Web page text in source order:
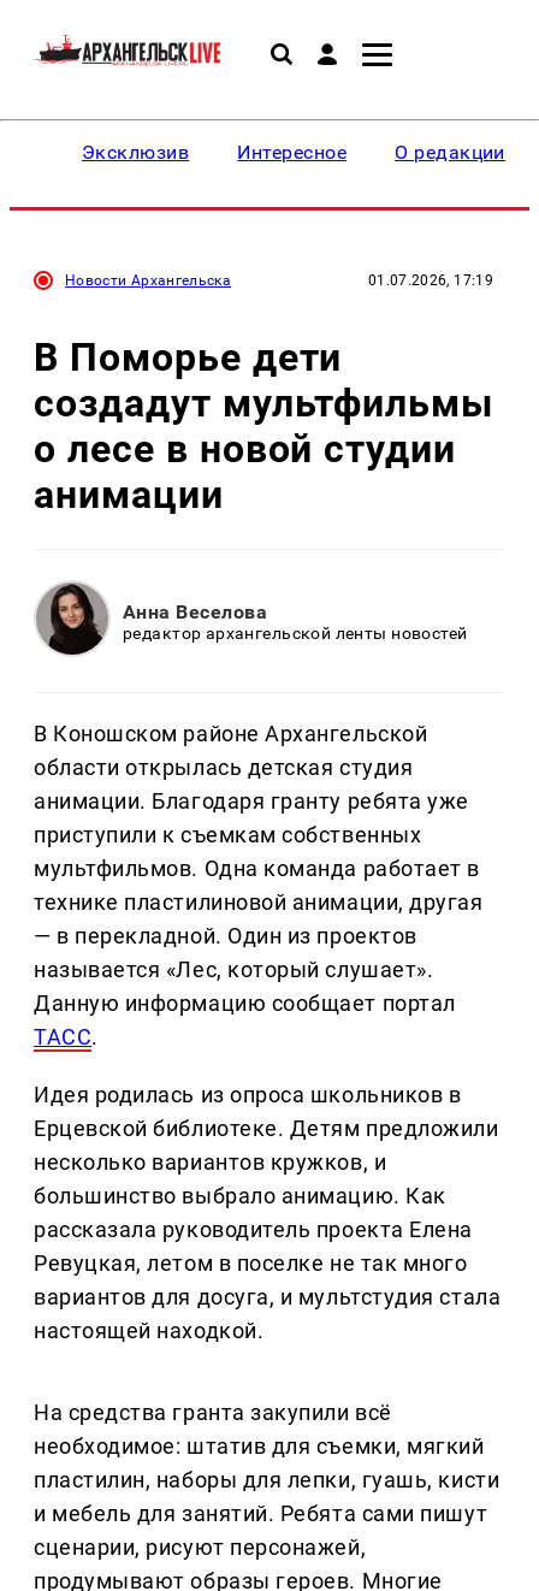
Эксклюзив Интересное О редакции
Новости Архангельска 01.07.2026, 17:19
В Поморье дети
создадут мультфильмы
о лесе в новой студии
анимации
Анна Веселова
редактор архангельской ленты новостей
В Коношском районе Архангельской
области открылась детская студия
анимации. Благодаря гранту ребята уже
приступили к съемкам собственных
мультфильмов. Одна команда работает в
технике пластилиновой анимации, другая
— в перекладной. Один из проектов
называется «Лес, который слушает».
Данную информацию сообщает портал
ТАСС.
Идея родилась из опроса школьников в
Ерцевской библиотеке. Детям предложили
несколько вариантов кружков, и
большинство выбрало анимацию. Как
рассказала руководитель проекта Елена
Ревуцкая, летом в поселке не так много
вариантов для досуга, и мультстудия стала
настоящей находкой.
На средства гранта закупили всё
необходимое: штатив для съемки, мягкий
пластилин, наборы для лепки, гуашь, кисти
и мебель для занятий. Ребята сами пишут
сценарии, рисуют персонажей,
продумывают образы героев. Многие